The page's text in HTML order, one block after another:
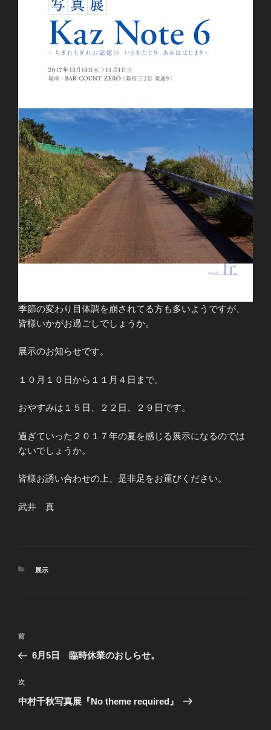
季節の変わり目体調を崩されてる方も多いようですが、
皆様いかがお過ごしでしょうか。
展示のお知らせです。
１０月１０日から１１月４日まで。
おやすみは１５日、２２日、２９日です。
過ぎていった２０１７年の夏を感じる展示になるのでは
ないでしょうか。
皆様お誘い合わせの上、是非足をお運びください。
武井 真
カ
展示
投
ナ
ビ
ゲ
前
の
稿
前
6月5日 臨時休業のおしらせ。
次
の
次
中村千秋写真展『No theme required』